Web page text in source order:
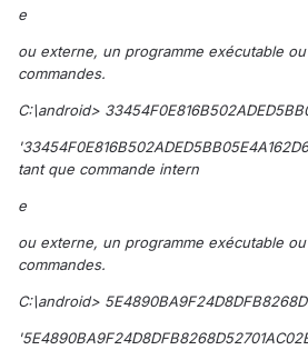
e
ou externe, un programme exécutable
commandes.
C:\android>
tant que commande intern
e
ou externe, un programme exécutable
commandes.
C:\android>